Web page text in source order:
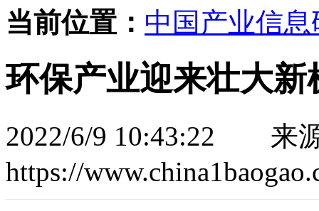
当前位置： 中国产业信
环保产业迎来壮大
2022/6/9 10:43:22 来源
https://